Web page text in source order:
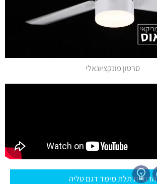
סרטון פונקציונאלי
הדמיית תלת מימד דגם טליה